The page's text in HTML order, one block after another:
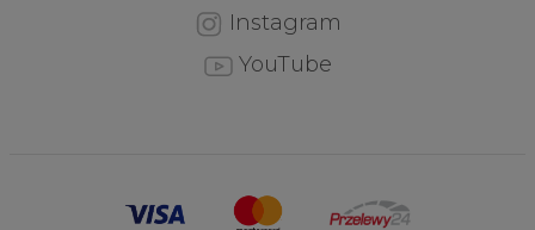
Instagram
YouTube